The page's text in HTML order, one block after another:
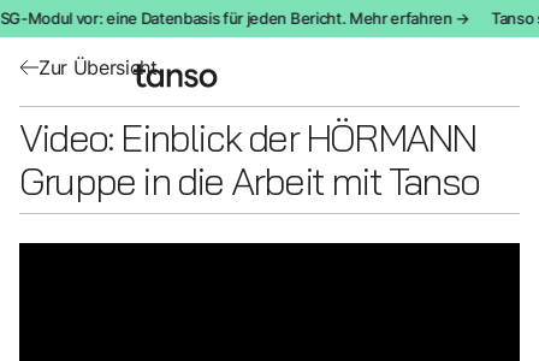
Modul vor: eine Datenbasis für jeden Bericht. Mehr erfahren → Tanso
Zur Übersicht
Video: Einblick der HÖRMANN
Gruppe in die Arbeit mit Tanso